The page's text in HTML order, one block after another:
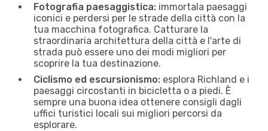
Fotografia paesaggistica: immortala paesaggi
iconici e perdersi per le strade della città con la
tua macchina fotografica. Catturare la
straordinaria architettura della città e l'arte di
strada può essere uno dei modi migliori per
scoprire la tua destinazione.
Ciclismo ed escursionismo: esplora Richland e i
paesaggi circostanti in bicicletta o a piedi. È
sempre una buona idea ottenere consigli dagli
uffici turistici locali sui migliori percorsi da
esplorare.